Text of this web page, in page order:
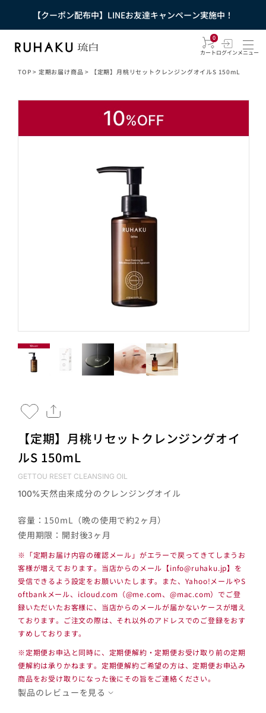
【クーポン配布中】LINEお友達キャンペーン実施中！
0
カートログインメニュー
TOP > 定期お届け商品 > 【定期】月桃リセットクレンジングオイルS 150mL
【定期】月桃リセットクレンジングオイ
ルS 150mL
GETTOU RESET CLEANSING OIL
100%天然由来成分のクレンジングオイル
容量：150mL（晩の使用で約2ヶ月）
使用期限：開封後3ヶ月
※「定期お届け内容の確認メール」がエラーで戻ってきてしまうお
客様が増えております。当店からのメール【info@ruhaku.jp】を
受信できるよう設定をお願いいたします。また、Yahoo!メールやS
oftbankメール、icloud.com（@me.com、@mac.com）でご登
録いただいたお客様に、当店からのメールが届かないケースが増え
ております。ご注文の際は、それ以外のアドレスでのご登録をおす
すめしております。
※定期便お申込と同時に、定期便解約・定期便お受け取り前の定期
便解約は承りかねます。定期便解約ご希望の方は、定期便お申込み
商品をお受け取りになった後にその旨をご連絡ください。
製品のレビューを見る